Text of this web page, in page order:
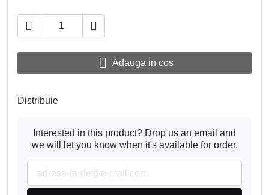
 
 Adauga in cos
Distribuie
Interested in this product? Drop us an email and
we will let you know when it's available for order.